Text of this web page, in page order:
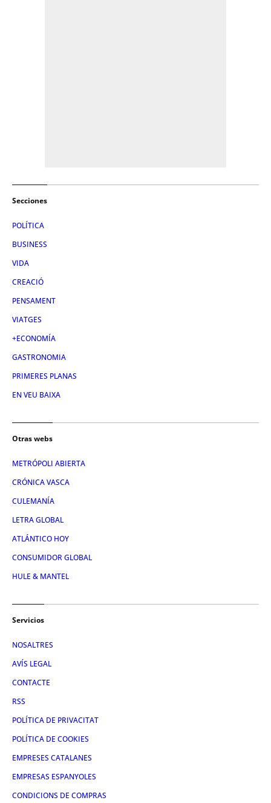
Secciones
POLÍTICA
BUSINESS
VIDA
CREACIÓ
PENSAMENT
VIATGES
+ECONOMÍA
GASTRONOMIA
PRIMERES PLANAS
EN VEU BAIXA
Otras webs
METRÓPOLI ABIERTA
CRÓNICA VASCA
CULEMANÍA
LETRA GLOBAL
ATLÁNTICO HOY
CONSUMIDOR GLOBAL
HULE & MANTEL
Servicios
NOSALTRES
AVÍS LEGAL
CONTACTE
RSS
POLÍTICA DE PRIVACITAT
POLÍTICA DE COOKIES
EMPRESES CATALANES
EMPRESAS ESPANYOLES
CONDICIONS DE COMPRAS